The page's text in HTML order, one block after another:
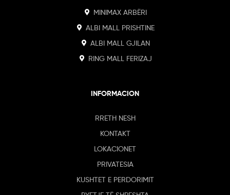
MINIMAX ARBËRI
ALBI MALL PRISHTINE
ALBI MALL GJILAN
RING MALL FERIZAJ
INFORMACION
RRETH NESH
KONTAKT
LOKACIONET
PRIVATESIA
KUSHTET E PERDORIMIT